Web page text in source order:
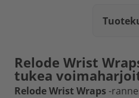
Relode Wrist
tukea
Relode Wrist Wraps -